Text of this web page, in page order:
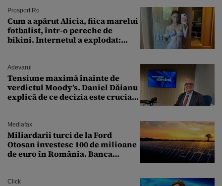
Prosport.ro
Cum a apărut Alicia, fiica marelui
fotbalist, într-o pereche de
bikini. Internetul a explodat:
Adevarul
Tensiune maximă înainte de
verdictul Moody’s. Daniel Dăianu
explică de ce decizia este crucială
Mediafax
Miliardarii turci de la Ford
Otosan investesc 100 de milioane
de euro în România. Banca
Click